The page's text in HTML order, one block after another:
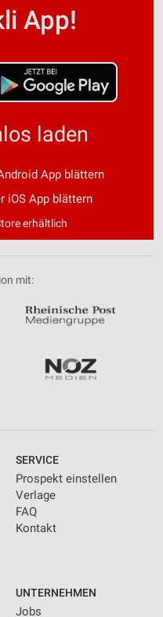
App!
laden
App blättern
iOS App blättern
erhältlich
mit:
SERVICE
Prospekt einstellen
Verlage
FAQ
Kontakt
UNTERNEHMEN
Jobs